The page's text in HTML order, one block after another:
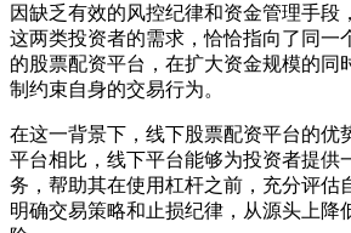
因缺乏有效的风控纪律和资金管理手段
这两类投资者的需求，恰恰指向了同一
的股票配资平台，在扩大资金规模的同
制约束自身的交易行为。
在这一背景下，线下股票配资平台的优
平台相比，线下平台能够为投资者提供
务，帮助其在使用杠杆之前，充分评估
明确交易策略和止损纪律，从源头上降